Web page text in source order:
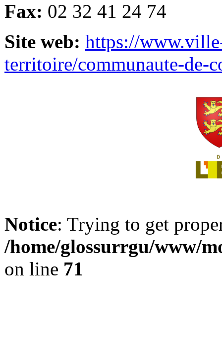
Fax: 02 32 41 24 74
Site web: https://
territoire/communaute-de-
Notice: Trying to get
/home/glossurrgu/www/
on line 71